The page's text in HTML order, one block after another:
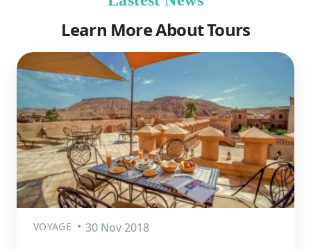
Learn More About Tours
VOYAGE 30 Nov 2018